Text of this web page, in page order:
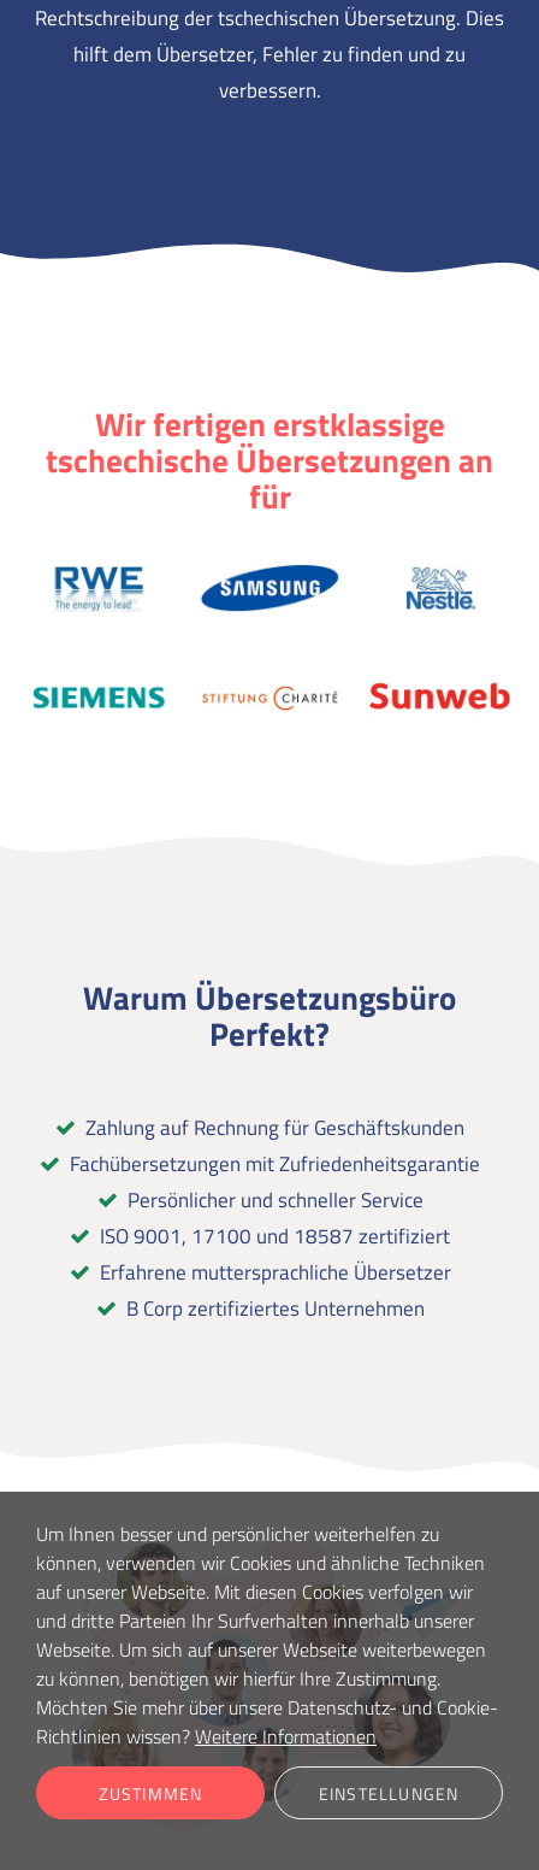
Rechtschreibung der tschechischen Übersetzung. Dies
hilft dem Übersetzer, Fehler zu finden und zu
verbessern.
Wir fertigen erstklassige
tschechische Übersetzungen an
für
Warum Übersetzungsbüro
Perfekt?
Zahlung auf Rechnung für Geschäftskunden
Fachübersetzungen mit Zufriedenheitsgarantie
Persönlicher und schneller Service
ISO 9001, 17100 und 18587 zertifiziert
Erfahrene muttersprachliche Übersetzer
B Corp zertifiziertes Unternehmen
Um Ihnen besser und persönlicher weiterhelfen zu
können, verwenden wir Cookies und ähnliche Techniken
auf unserer Webseite. Mit diesen Cookies verfolgen wir
und dritte Parteien Ihr Surfverhalten innerhalb unserer
Webseite. Um sich auf unserer Webseite weiterbewegen
zu können, benötigen wir hierfür Ihre Zustimmung.
Möchten Sie mehr über unsere Datenschutz- und Cookie-
Richtlinien wissen?Weitere Informationen
ZUSTIMMEN EINSTELLUNGEN